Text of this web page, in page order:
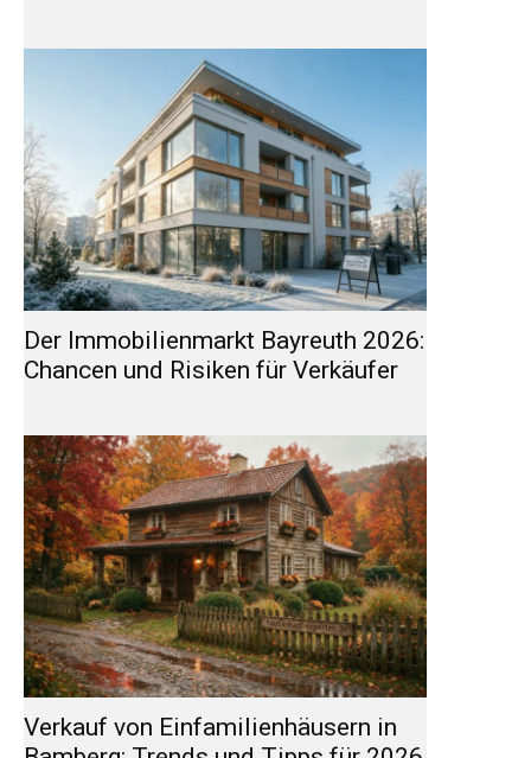
Der Immobilienmarkt Bayreuth 2026:
Chancen und Risiken für Verkäufer
Verkauf von Einfamilienhäusern in